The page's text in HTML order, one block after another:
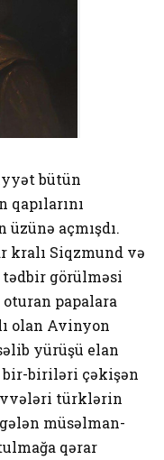
bütün
qapılarını
üzünə açmışdı.
kralı Siqzmund və
görülməsi
papalara
olan Avinyon
yürüşü elan
bir-biriləri çəkişən
türklərin
müsəlman-
qərar